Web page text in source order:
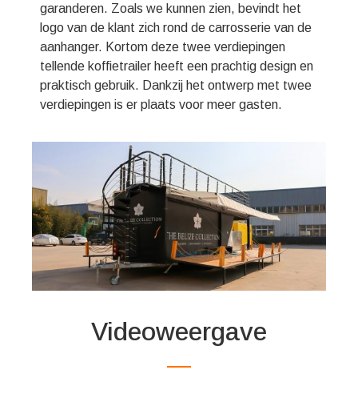
garanderen. Zoals we kunnen zien, bevindt het
logo van de klant zich rond de carrosserie van de
aanhanger. Kortom deze twee verdiepingen
tellende koffietrailer heeft een prachtig design en
praktisch gebruik. Dankzij het ontwerp met twee
verdiepingen is er plaats voor meer gasten.
Videoweergave